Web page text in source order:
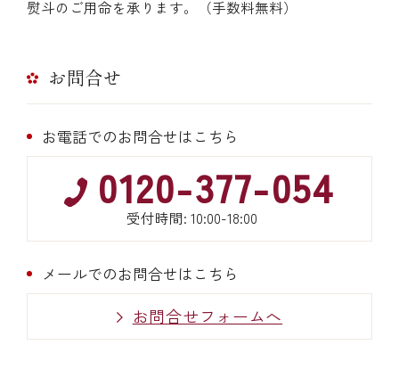
熨斗のご用命を承ります。（手数料無料）
お問合せ
お電話でのお問合せはこちら
0120-377-054
受付時間: 10:00-18:00
メールでのお問合せはこちら
お問合せフォームへ